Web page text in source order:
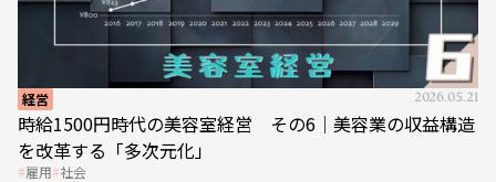
経営 2026.05.21
時給1500円時代の美容室経営 その6｜美容業の収益構造
を改革する「多次元化」
雇用 社会